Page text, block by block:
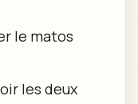
le matos
les deux